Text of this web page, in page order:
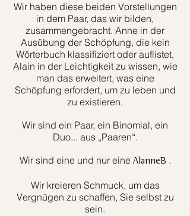
Wir haben diese beiden Vorstellungen
in dem Paar, das wir bilden,
zusammengebracht. Anne in der
Ausübung der Schöpfung, die kein
Wörterbuch klassifiziert oder auflistet,
Alain in der Leichtigkeit zu wissen, wie
man das erweitert, was eine
Schöpfung erfordert, um zu leben und
zu existieren.
Wir sind ein Paar, ein Binomial, ein
Duo... aus „Paaren“.
Wir sind eine und nur eine AlanneB .
Wir kreieren Schmuck, um das
Vergnügen zu schaffen, Sie selbst zu
sein.